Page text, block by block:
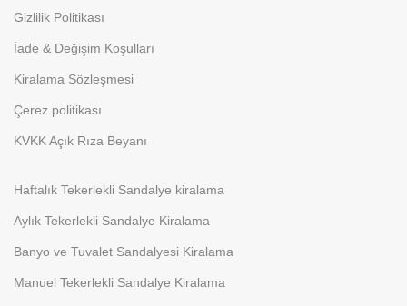
Gizlilik Politikası
İade & Değişim Koşulları
Kiralama Sözleşmesi
Çerez politikası
KVKK Açık Rıza Beyanı
Haftalık Tekerlekli Sandalye kiralama
Aylık Tekerlekli Sandalye Kiralama
Banyo ve Tuvalet Sandalyesi Kiralama
Manuel Tekerlekli Sandalye Kiralama